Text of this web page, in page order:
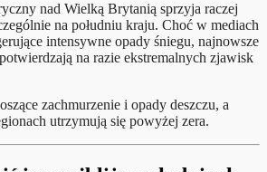
nad Wielką Brytanią sprzyja raczej
na południu kraju. Choć w mediach
intensywne opady śniegu, najnowsze
na razie ekstremalnych zjawisk
zachmurzenie i opady deszczu, a
utrzymują się powyżej zera.